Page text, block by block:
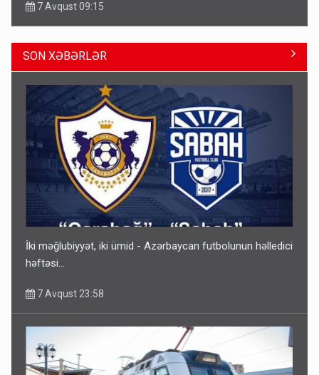
7 Avqust 09:15
Gedişi var, dönüşü yox: Bakı-Tbilisi-Bakı qatarına bilet
satışından böyük narazılıq
SON XƏBƏRLƏR
İki məğlubiyyət, iki ümid - Azərbaycan futbolunun həlledici
həftəsi...
7 Avqust 23:58